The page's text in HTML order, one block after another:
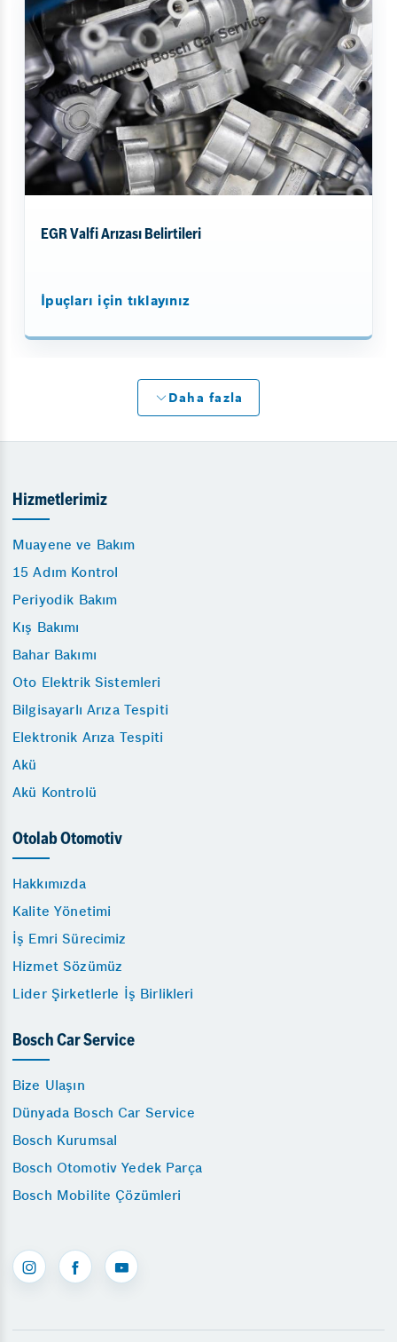
EGR Valfi Arızası Belirtileri
İpuçları için tıklayınız
Daha fazla
Hizmetlerimiz
Muayene ve Bakım
15 Adım Kontrol
Periyodik Bakım
Kış Bakımı
Bahar Bakımı
Oto Elektrik Sistemleri
Bilgisayarlı Arıza Tespiti
Elektronik Arıza Tespiti
Akü
Akü Kontrolü
Otolab Otomotiv
Hakkımızda
Kalite Yönetimi
İş Emri Sürecimiz
Hizmet Sözümüz
Lider Şirketlerle İş Birlikleri
Bosch Car Service
Bize Ulaşın
Dünyada Bosch Car Service
Bosch Kurumsal
Bosch Otomotiv Yedek Parça
Bosch Mobilite Çözümleri